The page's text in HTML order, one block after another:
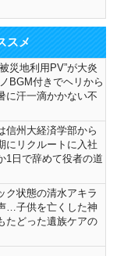
スメ
災地利用PV”が大炎
BGM付きでヘリから
に汗一滴かかない不
信州大経済学部から
にリクルートに入社
1日で辞めて役者の道
ク状態の清水アキラ
…子供を亡くした神
たどった遺族ケアの